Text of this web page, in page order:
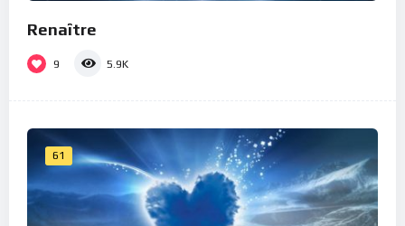
Renaître
9 5.9K
61